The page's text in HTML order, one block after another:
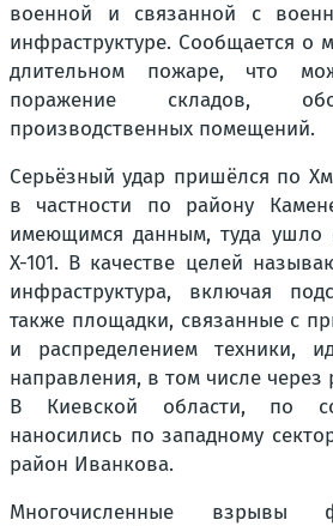
военной и связанной с
инфраструктуре. Сообщается о
длительном пожаре, что
поражение складов,
производственных помещений.
Серьёзный удар пришёлся по
в частности по району
имеющимся данным, туда ушло
Х-101. В качестве целей
инфраструктура, включая
также площадки, связанные с
и распределением техники,
направления, в том числе
В Киевской области, по
наносились по западному
район Иванкова.
Многочисленные взрывы